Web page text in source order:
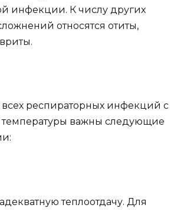
инфекции. К числу других
относятся отиты,
респираторных инфекций с
важны следующие
теплоотдачу. Для